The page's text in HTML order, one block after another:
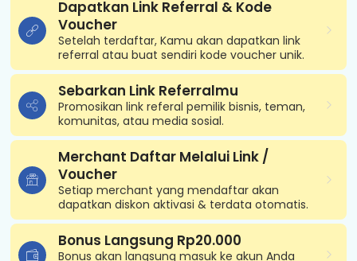
Dapatkan Link Referral & Kode
Voucher
Setelah terdaftar, Kamu akan dapatkan link
referral atau buat sendiri kode voucher unik.
Sebarkan Link Referralmu
Promosikan link referal pemilik bisnis, teman,
komunitas, atau media sosial.
Merchant Daftar Melalui Link /
Voucher
Setiap merchant yang mendaftar akan
dapatkan diskon aktivasi & terdata otomatis.
Bonus Langsung Rp20.000
Bonus akan langsung masuk ke akun Anda